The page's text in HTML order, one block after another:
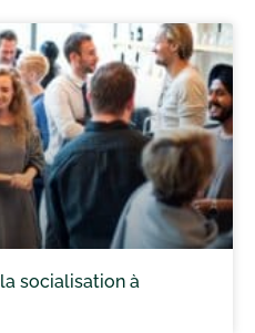
socialisation à